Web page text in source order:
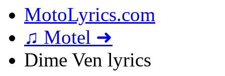
MotoLyrics.com
♫ Motel ➜
Dime Ven lyrics